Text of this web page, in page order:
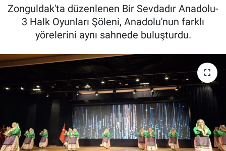
Zonguldak'ta düzenlenen Bir Sevdadır Anadolu-
3 Halk Oyunları Şöleni, Anadolu'nun farklı
yörelerini aynı sahnede buluşturdu.
Bölge Haberleri
Gündem
Asayiş
Sağlık
Kültür Sanat
Süper Lig Puan Durumu ve Fikstür
Tüm Manşetler
Son Dakika Haberleri
Haber Arşivi